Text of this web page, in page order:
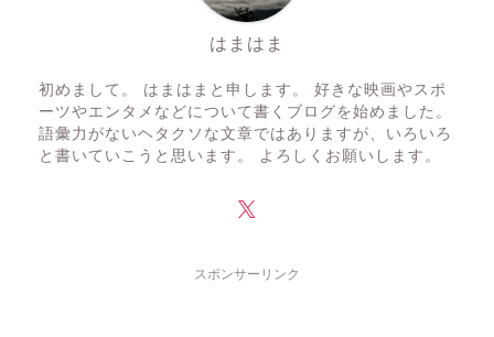
はまはま
初めまして。 はまはまと申します。 好きな映画やスポ
ーツやエンタメなどについて書くブログを始めました。
語彙力がないヘタクソな文章ではありますが、いろいろ
と書いていこうと思います。 よろしくお願いします。
スポンサーリンク